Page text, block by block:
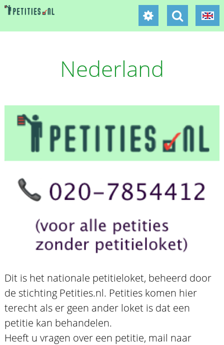
Nederland
Dit is het nationale petitieloket, beheerd door
de stichting Petities.nl. Petities komen hier
terecht als er geen ander loket is dat een
petitie kan behandelen.
Heeft u vragen over een petitie, mail naar